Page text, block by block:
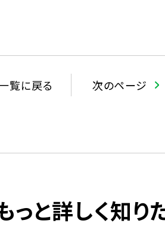
覧に戻る 次のページ
っと詳しく知り